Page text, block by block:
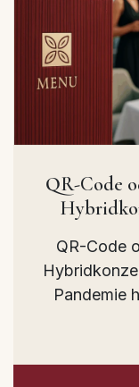
QR-Code
QR-Code
Pandemie